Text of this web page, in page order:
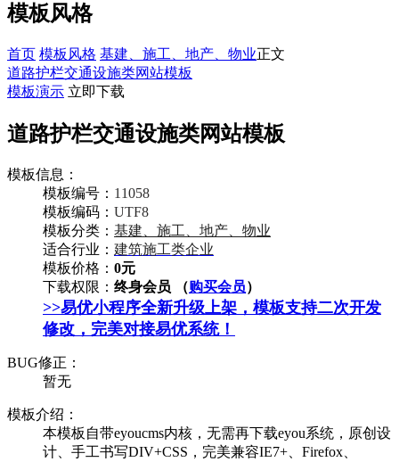
模板风格
首页 模板风格 基建、施工、地产、物业正文
道路护栏交通设施类网站模板
模板演示 立即下载
道路护栏交通设施类网站模板
模板信息：
模板编号： 11058
模板编码： UTF8
模板分类： 基建、施工、地产、物业
适合行业： 建筑施工类企业
模板价格： 0元
下载权限： 终身会员 （购买会员）
>>易优小程序全新升级上架，模板支持二次开发
修改，完美对接易优系统！
BUG修正：
暂无
模板介绍：
本模板自带eyoucms内核，无需再下载eyou系统，原创设
计、手工书写DIV+CSS，完美兼容IE7+、Firefox、